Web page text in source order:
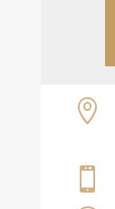

